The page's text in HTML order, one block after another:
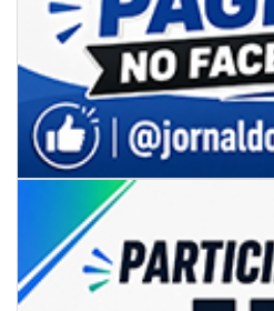
06/08/2026 | 07:00
Inscrições para a exploração da
Farroupilha estão abertas
CAMBORIÚ